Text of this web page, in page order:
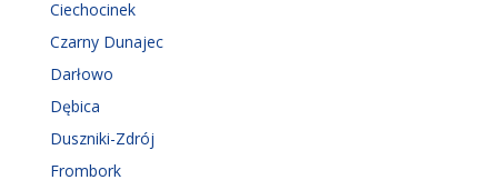
Ciechocinek
Czarny Dunajec
Darłowo
Dębica
Duszniki-Zdrój
Frombork